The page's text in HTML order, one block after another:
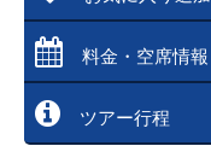
料金・空席情報
ツアー行程